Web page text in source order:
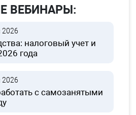
ВЕБИНАРЫ:
2026
налоговый учет и
года
2026
с самозанятыми